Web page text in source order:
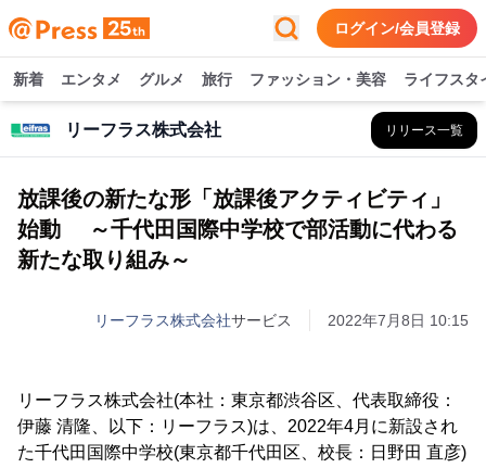
ログイン/会員登録
新着 エンタメ グルメ 旅行 ファッション・美容 ライフスタ
リーフラス株式会社 リリース一覧
放課後の新たな形「放課後アクティビティ」
始動 ～千代田国際中学校で部活動に代わる
新たな取り組み～
リーフラス株式会社サービス 2022年7月8日 10:15
リーフラス株式会社(本社：東京都渋谷区、代表取締役：
伊藤 清隆、以下：リーフラス)は、2022年4月に新設され
た千代田国際中学校(東京都千代田区、校長：日野田 直彦)